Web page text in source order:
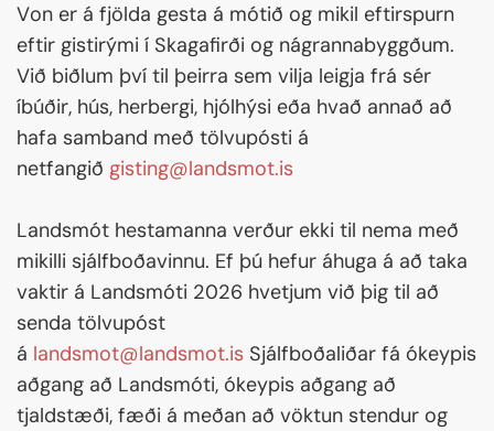
Von er á fjölda gesta á mótið og mikil eftirspurn
eftir gistirými í Skagafirði og nágrannabyggðum.
Við biðlum því til þeirra sem vilja leigja frá sér
íbúðir, hús, herbergi, hjólhýsi eða hvað annað að
hafa samband með tölvupósti á
netfangið gisting@landsmot.is
Landsmót hestamanna verður ekki til nema með
mikilli sjálfboðavinnu. Ef þú hefur áhuga á að taka
vaktir á Landsmóti 2026 hvetjum við þig til að
senda tölvupóst
á landsmot@landsmot.is Sjálfboðaliðar fá ókeypis
aðgang að Landsmóti, ókeypis aðgang að
tjaldstæði, fæði á meðan að vöktun stendur og